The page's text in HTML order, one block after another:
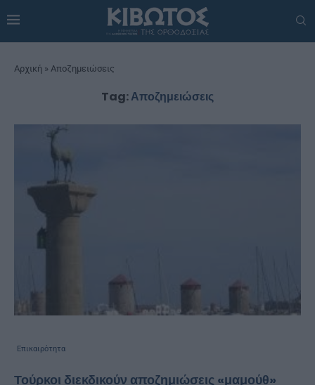
Αρχική » Αποζημειώσεις
Tag:Αποζημειώσεις
Επικαιρότητα
Τούρκοι διεκδικούν αποζημιώσεις «μαμούθ»